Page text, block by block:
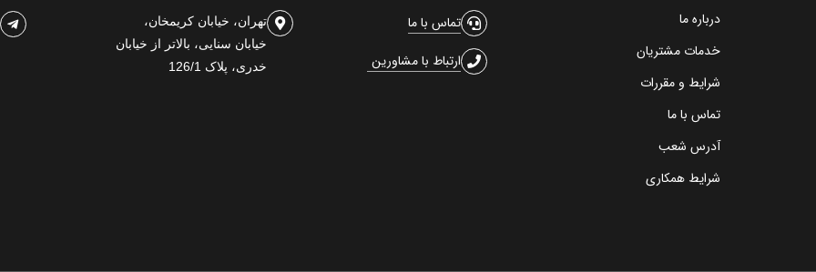
درباره ما
خدمات مشتریان
شرایط و مقررات
تماس با ما
آدرس شعب
شرایط همکاری
تماس با ما
ارتباط با مشاورین
تهران، خیابان کریمخان،
خیابان سنایی، بالاتر از خیابان
خدری، پلاک 126/1